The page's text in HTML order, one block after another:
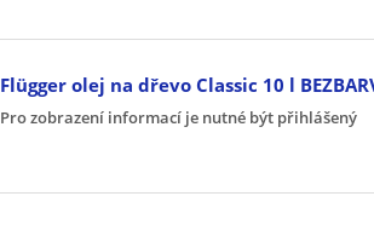
Flügger olej na dřevo Classic 10 l
Pro zobrazení informací je nutné být přihlášený